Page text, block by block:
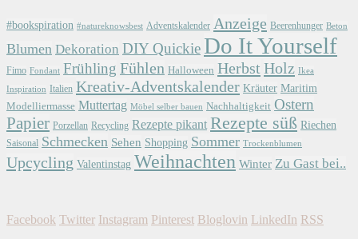
#bookspiration #natureknowsbest Adventskalender Anzeige Beerenhunger Beton
Blumen Dekoration DIY Quickie Do It Yourself
Fimo Fondant Frühling Fühlen Halloween Herbst Holz Ikea
Inspiration Italien Kreativ-Adventskalender Kräuter Maritim
Modelliermasse Muttertag Möbel selber bauen Nachhaltigkeit Ostern
Papier Porzellan Recycling Rezepte pikant Rezepte süß Riechen
Saisonal Schmecken Sehen Shopping Sommer Trockenblumen
Upcycling Valentinstag Weihnachten Winter Zu Gast bei..
Facebook Twitter Instagram Pinterest Bloglovin LinkedIn RSS